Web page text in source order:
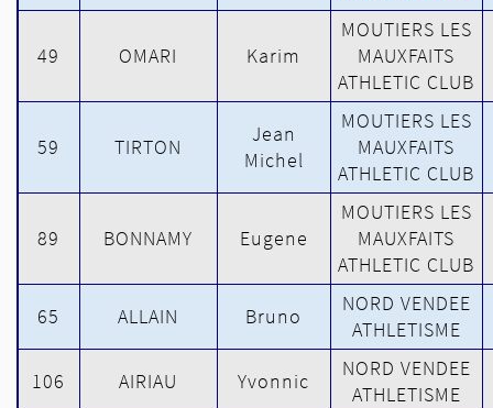
49 OMARI Karim
MOUTIERS LES
MAUXFAITS
ATHLETIC CLUB
59 TIRTON
Jean
Michel
MOUTIERS LES
MAUXFAITS
ATHLETIC CLUB
89 BONNAMY Eugene
MOUTIERS LES
MAUXFAITS
ATHLETIC CLUB
65 ALLAIN Bruno
NORD VENDEE
ATHLETISME
106 AIRIAU Yvonnic
NORD VENDEE
ATHLETISME